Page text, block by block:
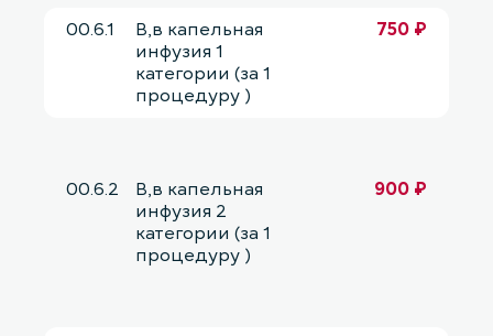
00.6.1
В,в капельная
инфузия 1
категории (за 1
процедуру )
750 ₽
00.6.2
В,в капельная
инфузия 2
категории (за 1
процедуру )
900 ₽